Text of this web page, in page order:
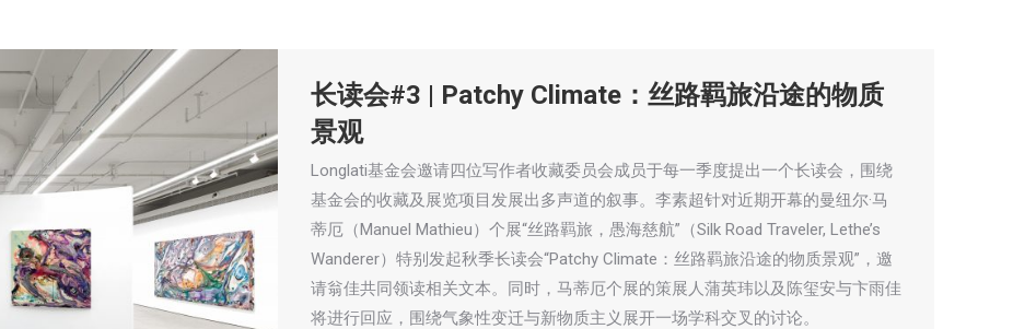
长读会#3 | Patchy Climate：丝路羁旅沿途的物质
景观
Longlati基金会邀请四位写作者收藏委员会成员于每一季度提出一个长读会，围绕
基金会的收藏及展览项目发展出多声道的叙事。李素超针对近期开幕的曼纽尔·马
蒂厄（Manuel Mathieu）个展“丝路羁旅，愚海慈航”（Silk Road Traveler, Lethe’s
Wanderer）特别发起秋季长读会“Patchy Climate：丝路羁旅沿途的物质景观”，邀
请翁佳共同领读相关文本。同时，马蒂厄个展的策展人蒲英玮以及陈玺安与卞雨佳
将进行回应，围绕气象性变迁与新物质主义展开一场学科交叉的讨论。